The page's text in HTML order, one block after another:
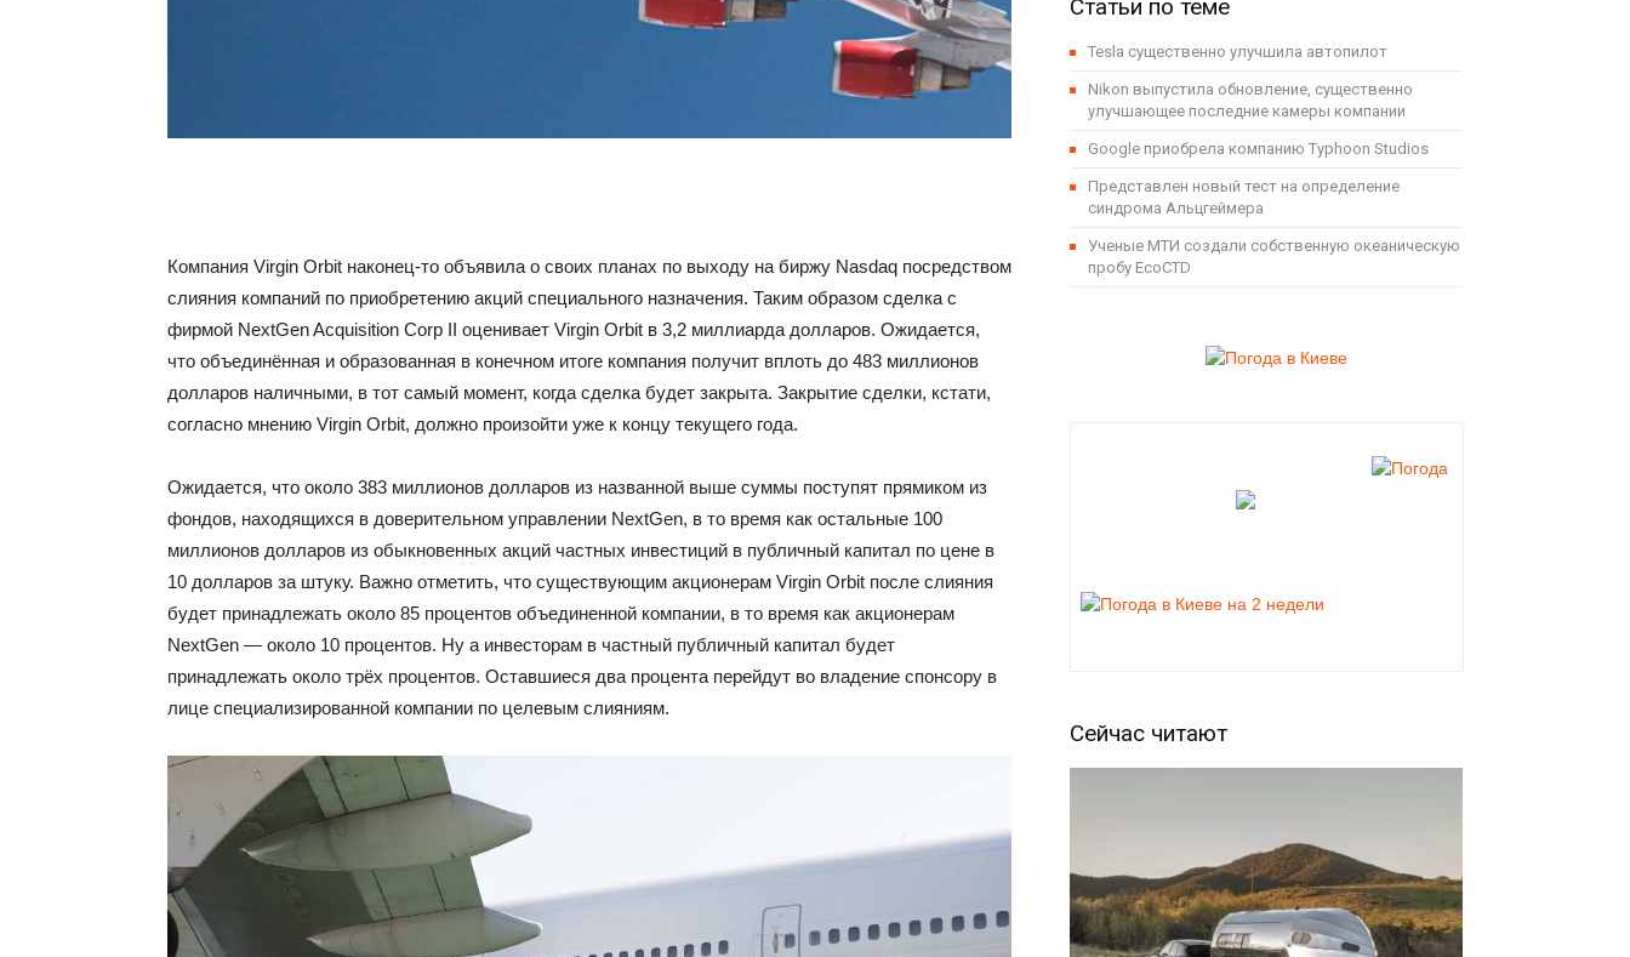
Компания Virgin Orbit наконец-то объявила о своих планах по выходу на биржу Nasdaq посредством
слияния компаний по приобретению акций специального назначения. Таким образом сделка с
фирмой NextGen Acquisition Corp II оценивает Virgin Orbit в 3,2 миллиарда долларов. Ожидается,
что объединённая и образованная в конечном итоге компания получит вплоть до 483 миллионов
долларов наличными, в тот самый момент, когда сделка будет закрыта. Закрытие сделки, кстати,
согласно мнению Virgin Orbit, должно произойти уже к концу текущего года.
Ожидается, что около 383 миллионов долларов из названной выше суммы поступят прямиком из
фондов, находящихся в доверительном управлении NextGen, в то время как остальные 100
миллионов долларов из обыкновенных акций частных инвестиций в публичный капитал по цене в
10 долларов за штуку. Важно отметить, что существующим акционерам Virgin Orbit после слияния
будет принадлежать около 85 процентов объединенной компании, в то время как акционерам
NextGen — около 10 процентов. Ну а инвесторам в частный публичный капитал будет
принадлежать около трёх процентов. Оставшиеся два процента перейдут во владение спонсору в
лице специализированной компании по целевым слияниям.
Статьи по теме
Tesla существенно улучшила автопилот
Nikon выпустила обновление, существенно
улучшающее последние камеры компании
Google приобрела компанию Typhoon Studios
Представлен новый тест на определение
синдрома Альцгеймера
Ученые МТИ создали собственную океаническую
пробу EcoCTD
Сейчас читают